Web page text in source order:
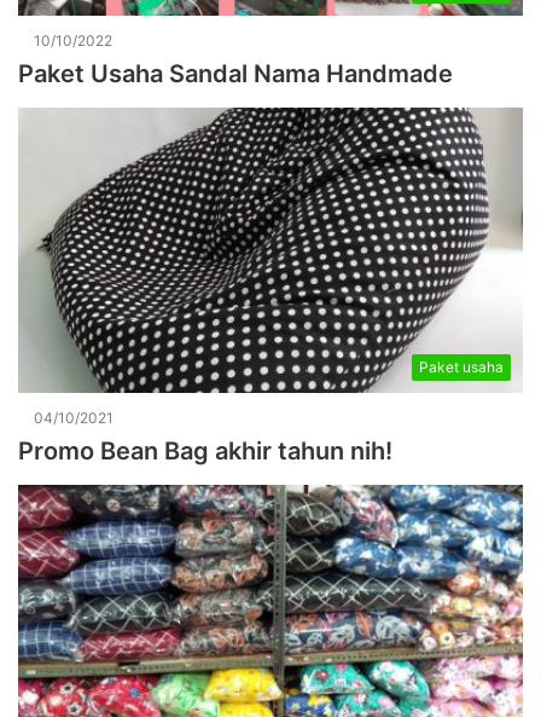
10/10/2022
Paket Usaha Sandal Nama Handmade
Paket usaha
04/10/2021
Promo Bean Bag akhir tahun nih!